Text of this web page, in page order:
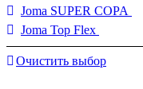
Joma SUPER COPA
Joma Top Flex
Очистить выбор